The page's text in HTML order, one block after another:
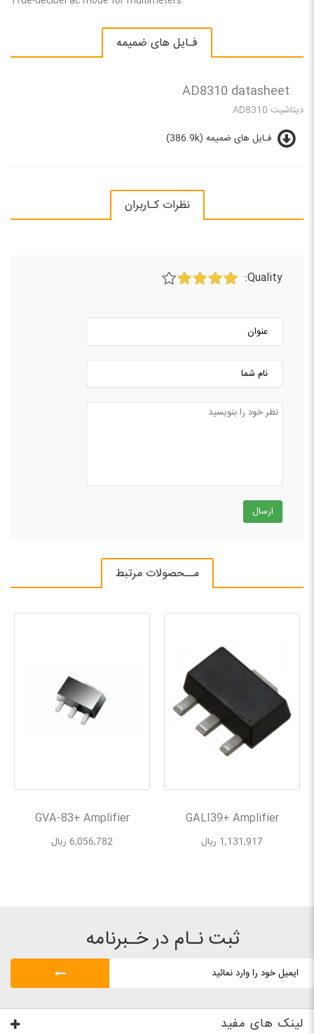
فـایل های ضمیمه
AD8310 datasheet
دیتاشیت AD8310
فـایل های ضمیمه (386.9k)
نظرات کـاربران
Quality:
ارسال
مــحصولات مرتبط
GALI39+ Amplifier
1,131,917 ریال
GVA-83+ Amplifier
6,056,782 ریال
ثبت نـام در خـبرنامه
لینک های مفید